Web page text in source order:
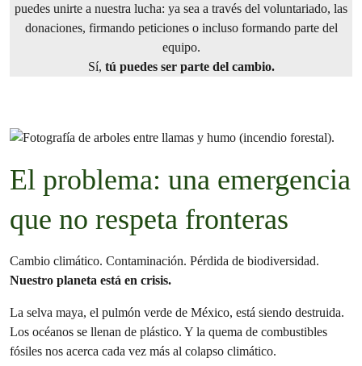
puedes unirte a nuestra lucha: ya sea a través del voluntariado, las
donaciones, firmando peticiones o incluso formando parte del
equipo.
Sí, tú puedes ser parte del cambio.
El problema: una emergencia
que no respeta fronteras
Cambio climático. Contaminación. Pérdida de biodiversidad.
Nuestro planeta está en crisis.
La selva maya, el pulmón verde de México, está siendo destruida.
Los océanos se llenan de plástico. Y la quema de combustibles
fósiles nos acerca cada vez más al colapso climático.